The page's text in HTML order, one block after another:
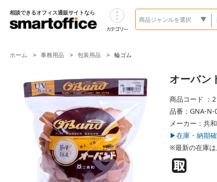
相談できるオフィス通販サイトなら
ホーム 事務用品 包装用品 輪ゴム
オーバン
商品コード ：
品番：GNA-N-
メーカー：共和
▶在庫・納期
※最新の在庫